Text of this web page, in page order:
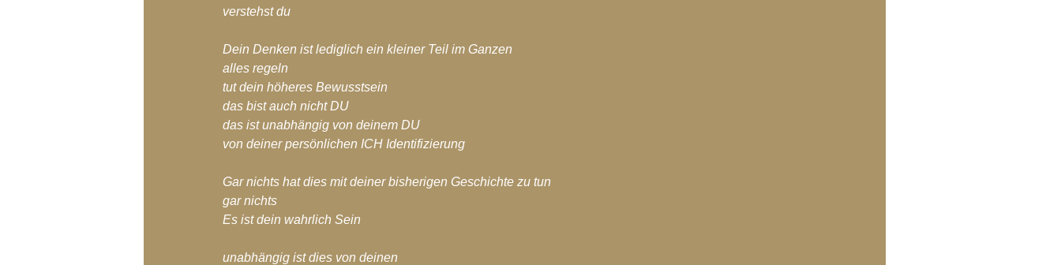
verstehst du
Dein Denken ist lediglich ein kleiner Teil im Ganzen
alles regeln
tut dein höheres Bewusstsein
das bist auch nicht DU
das ist unabhängig von deinem DU
von deiner persönlichen ICH Identifizierung
Gar nichts hat dies mit deiner bisherigen Geschichte zu tun
gar nichts
Es ist dein wahrlich Sein
unabhängig ist dies von deinen